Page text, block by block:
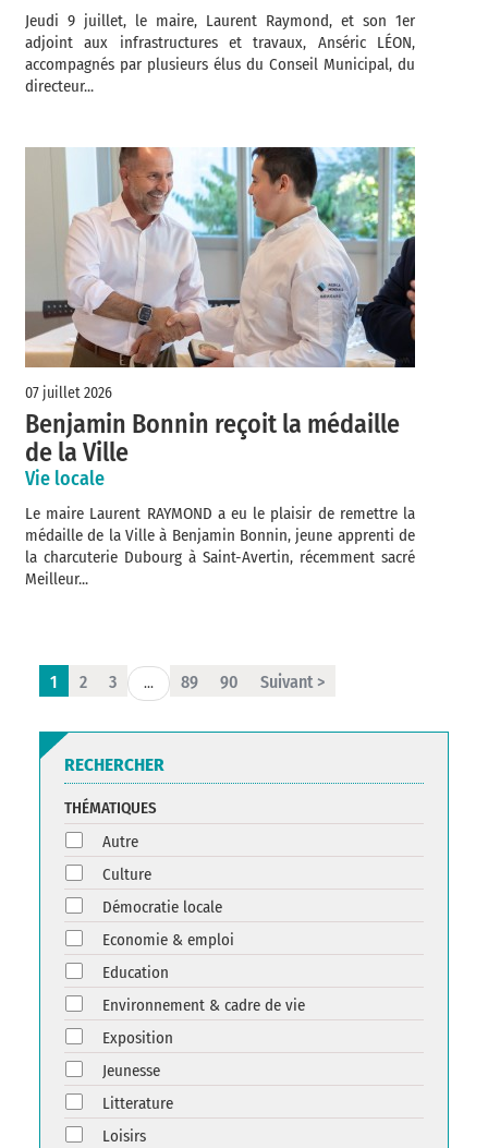
Jeudi 9 juillet, le maire, Laurent Raymond, et son 1er
adjoint aux infrastructures et travaux, Anséric LÉON,
accompagnés par plusieurs élus du Conseil Municipal, du
directeur...
07 juillet 2026
Benjamin Bonnin reçoit la médaille
de la Ville
Vie locale
Le maire Laurent RAYMOND a eu le plaisir de remettre la
médaille de la Ville à Benjamin Bonnin, jeune apprenti de
la charcuterie Dubourg à Saint-Avertin, récemment sacré
Meilleur...
1 2 3 ... 89 90 Suivant >
RECHERCHER
THÉMATIQUES
Autre
Culture
Démocratie locale
Economie & emploi
Education
Environnement & cadre de vie
Exposition
Jeunesse
Litterature
Loisirs